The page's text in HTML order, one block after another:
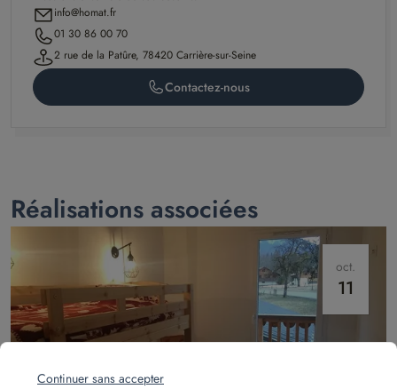
info@homat.fr
01 30 86 00 70
2 rue de la Patûre, 78420 Carrière-sur-Seine
Contactez-nous
Réalisations associées
oct.
11
Continuer sans accepter